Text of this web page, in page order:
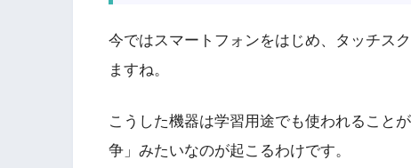
今ではスマートフォンをはじめ、タッチス
ますね。
こうした機器は学習用途でも使われること
争」みたいなのが起こるわけです。